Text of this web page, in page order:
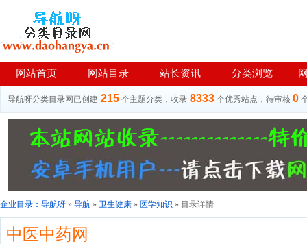
网站首页 网站目录 站长资讯 分类浏览
导航呀分类目录网已创建 215 个主题分类，收录 8333 个优秀站点，待审核 0
企业目录： 导航呀 » 导航 » 卫生健康 » 医学知识 » 目录详情
中医中药网